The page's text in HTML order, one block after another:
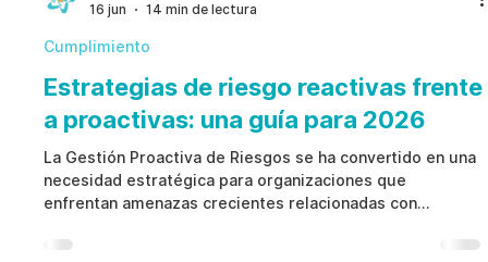
para tomar decisiones más rápidas y acertadas.
16 jun
14 min de lectura
Cumplimiento
Estrategias de riesgo reactivas frente
a proactivas: una guía para 2026
La Gestión Proactiva de Riesgos se ha convertido en una
necesidad estratégica para organizaciones que
enfrentan amenazas crecientes relacionadas con
reputación. Mientras los modelos reactivos se enfocan